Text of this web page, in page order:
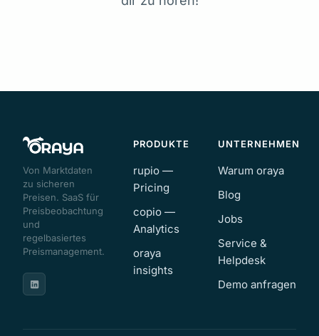
Von Marktdaten
zu sicheren
Preisen. SaaS für
Preisbeobachtung
und
regelbasiertes
Preismanagement.
PRODUKTE
rupio —
Pricing
copio —
Analytics
oraya
insights
UNTERNEHMEN
Warum oraya
Blog
Jobs
Service &
Helpdesk
Demo anfragen